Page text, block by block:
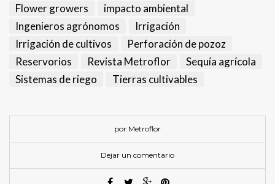
Flower growers
impacto ambiental
Ingenieros agrónomos
Irrigación
Irrigación de cultivos
Perforación de pozoz
Reservorios
Revista Metroflor
Sequía agrícola
Sistemas de riego
Tierras cultivables
por Metroflor
Dejar un comentario